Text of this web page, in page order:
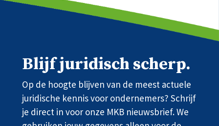
Blijf juridisch scherp.
Op de hoogte blijven van de meest actuele
juridische kennis voor ondernemers? Schrijf
je direct in voor onze MKB nieuwsbrief. We